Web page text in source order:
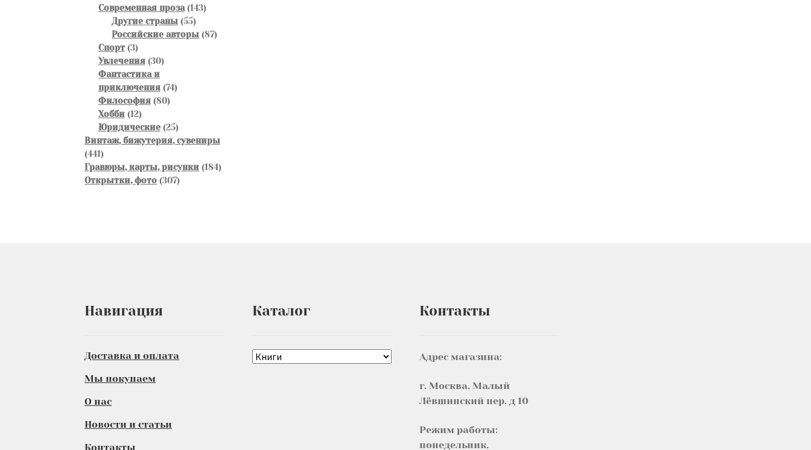
товаров
Современная проза 143143
Другие страны 5555
товаров
Российские авторы 8787
Спорт 33
товара
Увлечения 3030
Фантастика и
приключения 7474
Философия 8080
Хобби 1212
товаров
Юридические 2525
товаров
Винтаж, бижутерия, сувениры
441441
товар
Гравюры, карты, рисунки 184184
Открытки, фото 307307
Навигация
Доставка и оплата
Мы покупаем
О нас
Новости и статьи
Контакты
Каталог Контакты
Адрес магазина:
г. Москва, Малый
Лёвшинский пер. д 10
Режим работы:
понедельник,